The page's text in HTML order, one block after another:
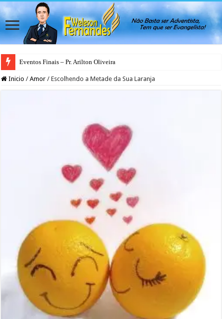
Eventos Finais – Pr. Arilton Oliveira
Inicio / Amor / Escolhendo a Metade da Sua Laranja